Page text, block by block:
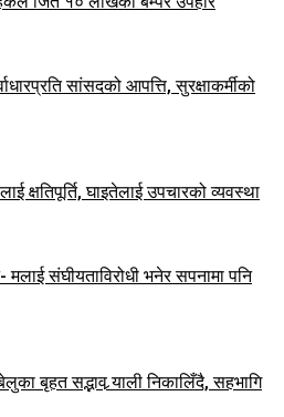
सांसदको आपत्ति, सुरक्षाकर्मीको
क्षतिपूर्ति, घाइतेलाई उपचारको व्यवस्था
संघीयताविरोधी भनेर सपनामा पनि
बृहत सद्भाव र्‍याली निकालिँदै, सहभागि